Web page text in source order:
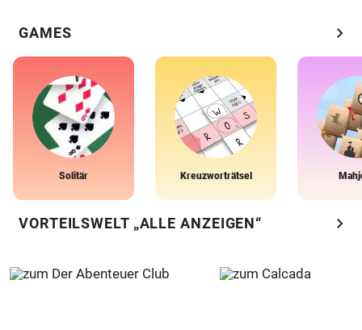
GAMES chevron_right
Solitär Kreuzworträtsel
VORTEILSWELT „ALLE ANZEIGEN“ chevron_right